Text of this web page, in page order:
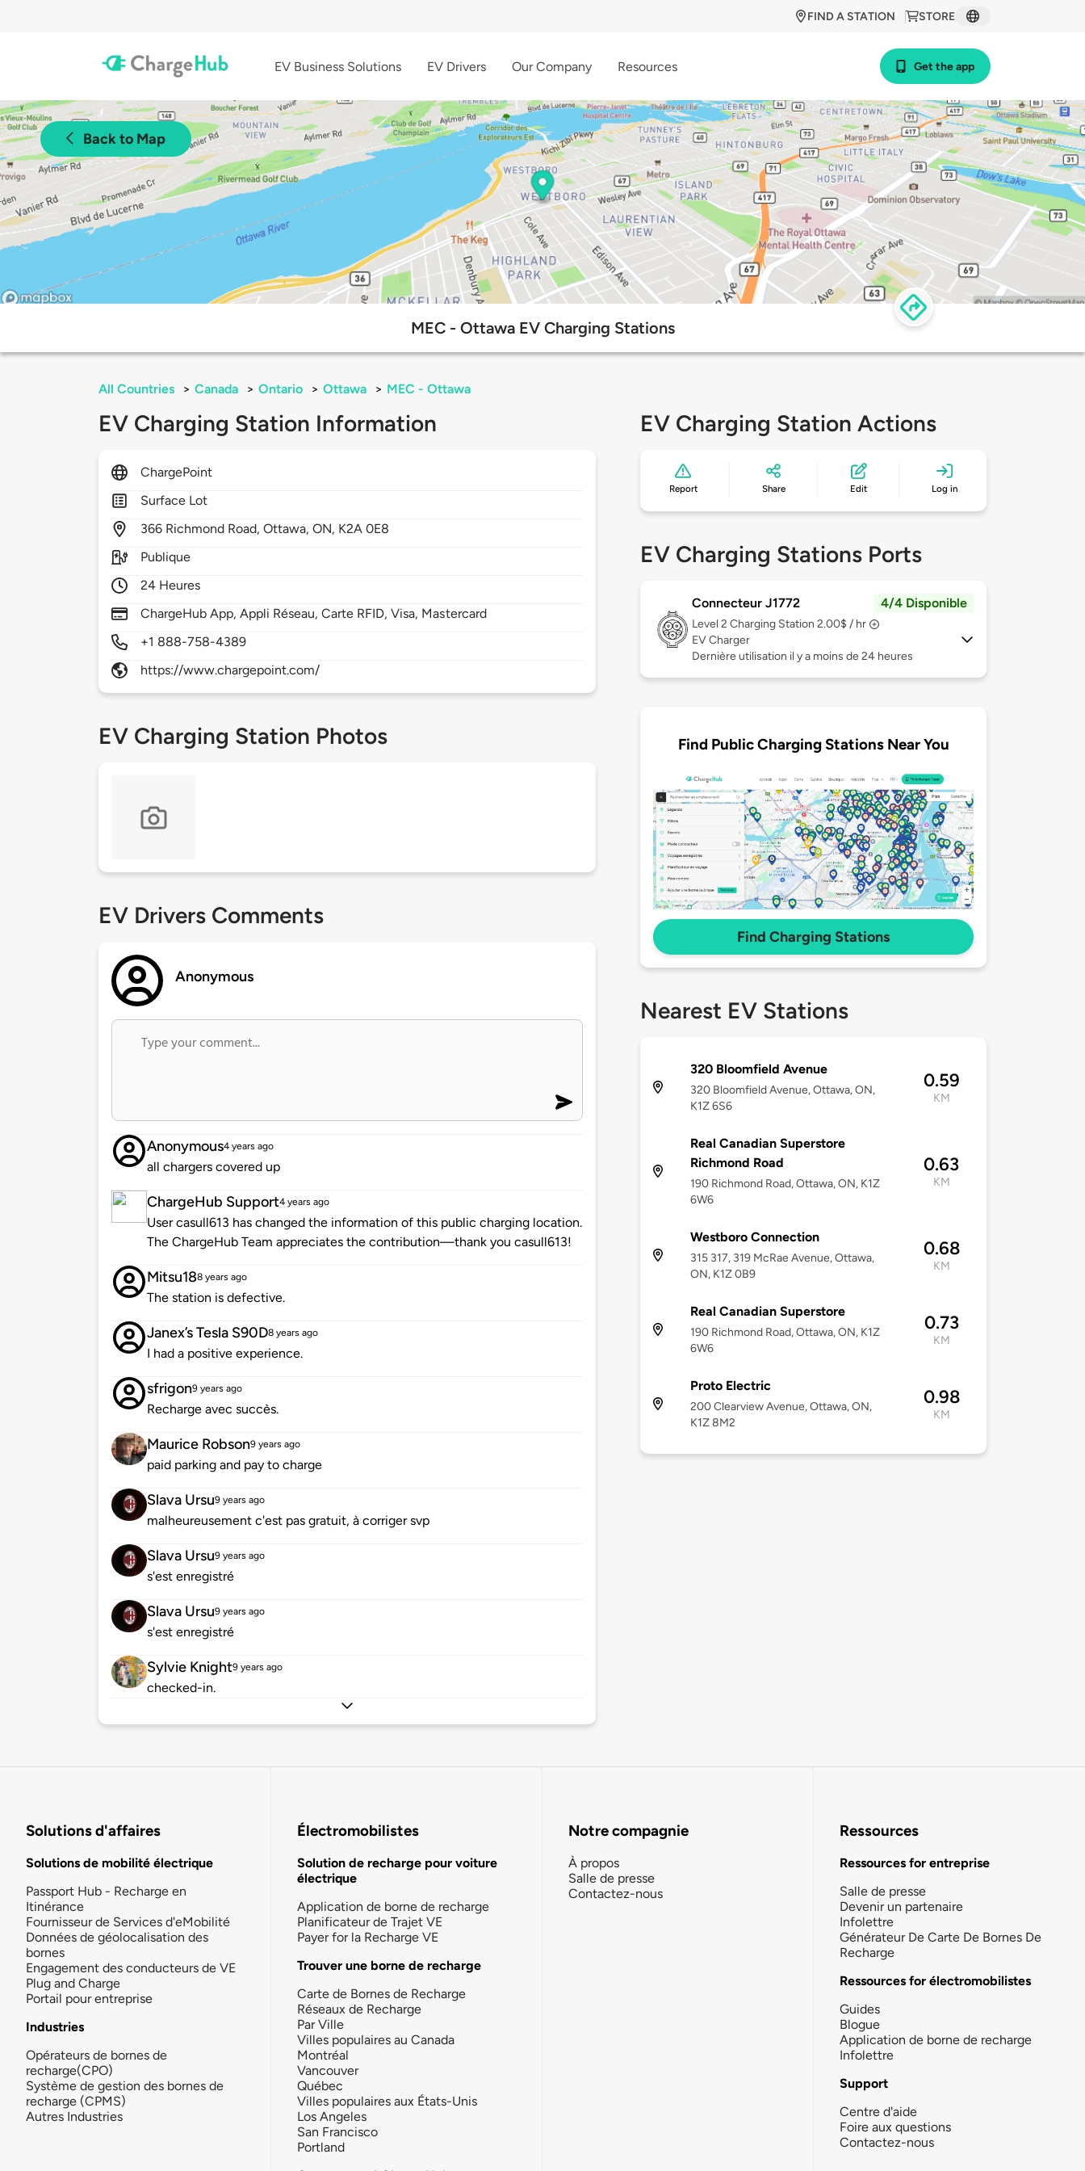
STORE
FIND A STATION
EV Business Solutions EV Drivers Our Company Resources Get the app
Back to Map
MEC - Ottawa EV Charging Stations
All Countries > Canada > Ontario > Ottawa > MEC - Ottawa
EV Charging Station Information
ChargePoint
Surface Lot
366 Richmond Road,Ottawa,ON, K2A 0E8
Publique
24 Heures
ChargeHub App, Appli Réseau, Carte RFID, Visa, Mastercard
+1 888-758-4389
https://www.chargepoint.com/
EV Charging Station Photos
EV Drivers Comments
Anonymous
Anonymous4 years ago
all chargers covered up
ChargeHub Support4 years ago
User casull613 has changed the information of this public charging location.
The ChargeHub Team appreciates the contribution—thank you casull613!
Mitsu188 years ago
The station is defective.
Janex’s Tesla S90D8 years ago
I had a positive experience.
sfrigon9 years ago
Recharge avec succès.
Maurice Robson9 years ago
paid parking and pay to charge
Slava Ursu9 years ago
malheureusement c'est pas gratuit, à corriger svp
Slava Ursu9 years ago
s'est enregistré
Slava Ursu9 years ago
s'est enregistré
Sylvie Knight9 years ago
checked-in.
EV Charging Station Actions
Report Share Edit Log in
EV Charging Stations Ports
Connecteur J1772 4/4 Disponible
Level 2 Charging Station 2.00$ / hr
EV Charger
Dernière utilisation il y a moins de 24 heures
Find Public Charging Stations Near You
Find Charging Stations
Nearest EV Stations
320 Bloomfield Avenue
320 Bloomfield Avenue, Ottawa, ON,
K1Z 6S6
0.59
KM
Real Canadian Superstore
Richmond Road
190 Richmond Road, Ottawa, ON, K1Z
6W6
0.63
KM
Westboro Connection
315 317, 319 McRae Avenue, Ottawa,
ON, K1Z 0B9
0.68
KM
Real Canadian Superstore
190 Richmond Road, Ottawa, ON, K1Z
6W6
0.73
KM
Proto Electric
200 Clearview Avenue, Ottawa, ON,
K1Z 8M2
0.98
KM
Solutions d'affaires
Solutions de mobilité électrique
Passport Hub - Recharge en
Itinérance
Fournisseur de Services d'eMobilité
Données de géolocalisation des
bornes
Engagement des conducteurs de VE
Plug and Charge
Portail pour entreprise
Industries
Opérateurs de bornes de
recharge(CPO)
Système de gestion des bornes de
recharge (CPMS)
Autres Industries
Électromobilistes
Solution de recharge pour voiture
électrique
Application de borne de recharge
Planificateur de Trajet VE
Payer for la Recharge VE
Trouver une borne de recharge
Carte de Bornes de Recharge
Réseaux de Recharge
Par Ville
Villes populaires au Canada
Montréal
Vancouver
Québec
Villes populaires aux États-Unis
Los Angeles
San Francisco
Portland
Notre compagnie
À propos
Salle de presse
Contactez-nous
Ressources
Ressources for entreprise
Salle de presse
Devenir un partenaire
Infolettre
Générateur De Carte De Bornes De
Recharge
Ressources for électromobilistes
Guides
Blogue
Application de borne de recharge
Infolettre
Support
Centre d'aide
Foire aux questions
Contactez-nous